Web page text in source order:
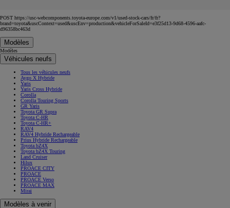
POST https://usc-webcomponents.toyota-europe.com/v1/used-stock-cars/fr/fr?
brand=toyota&uscContext=used&uscEnv=production&vehicleForSaleId=e3f25d13-9d68-4596-aafc-
d96358bc463d
Modèles
Modèles
Véhicules neufs
Tous les véhicules neufs
Aygo X Hybride
Yaris
Yaris Cross Hybride
Corolla
Corolla Touring Sports
GR Yaris
Toyota GR Supra
Toyota C-HR
Toyota C-HR+
RAV4
RAV4 Hybride Rechargeable
Prius Hybride Rechargeable
Toyota bZ4X
Toyota bZ4X Touring
Land Cruiser
Hilux
PROACE CITY
PROACE
PROACE Verso
PROACE MAX
Mirai
Modèles à venir